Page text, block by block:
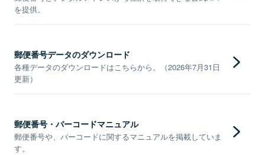
を提供。
郵便番号データのダウンロード
各種データのダウンロードはこちらから。（2026年7月31日
更新）
郵便番号・バーコードマニュアル
郵便番号や、バーコードに関するマニュアルを掲載していま
す。